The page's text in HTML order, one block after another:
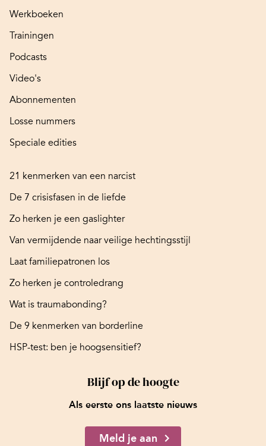
Werkboeken
Trainingen
Podcasts
Video's
Abonnementen
Losse nummers
Speciale edities
21 kenmerken van een narcist
De 7 crisisfasen in de liefde
Zo herken je een gaslighter
Van vermijdende naar veilige hechtingsstijl
Laat familiepatronen los
Zo herken je controledrang
Wat is traumabonding?
De 9 kenmerken van borderline
HSP-test: ben je hoogsensitief?
Blijf op de hoogte
Als eerste ons laatste nieuws
Meld je aan